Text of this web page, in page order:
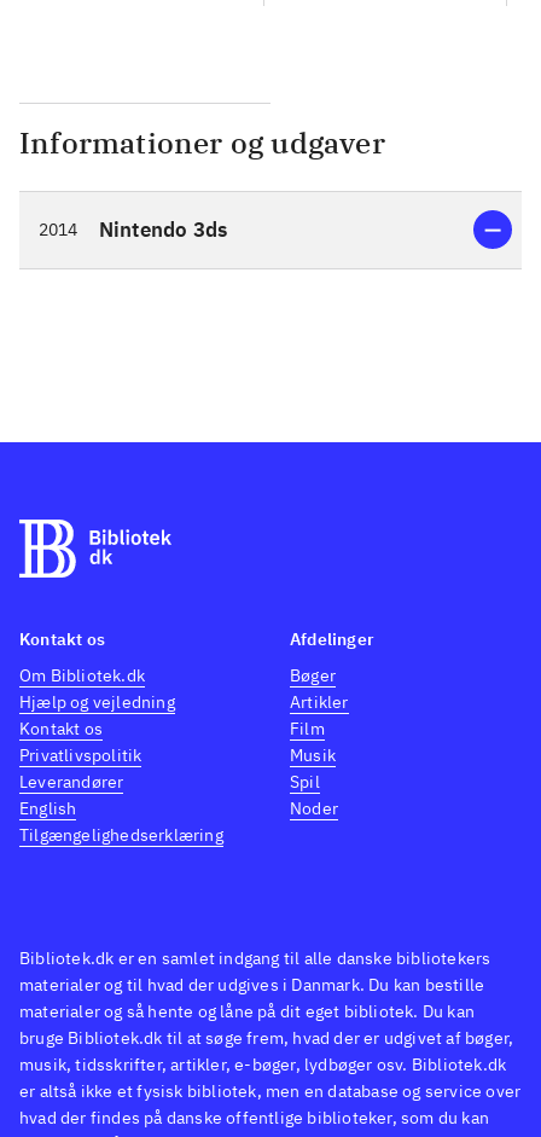
Informationer og udgaver
2014 Nintendo 3ds
Bibliotek.dk er en samlet indgang til alle danske bibliotekers
materialer og til hvad der udgives i Danmark. Du kan bestille
materialer og så hente og låne på dit eget bibliotek. Du kan
bruge Bibliotek.dk til at søge frem, hvad der er udgivet af bøger,
musik, tidsskrifter, artikler, e-bøger, lydbøger osv. Bibliotek.dk
er altså ikke et fysisk bibliotek, men en database og service over
hvad der findes på danske offentlige biblioteker, som du kan
Kontakt os
Om Bibliotek.dk
Hjælp og vejledning
Kontakt os
Privatlivspolitik
Leverandører
English
Tilgængelighedserklæring
Afdelinger
Bøger
Artikler
Film
Musik
Spil
Noder